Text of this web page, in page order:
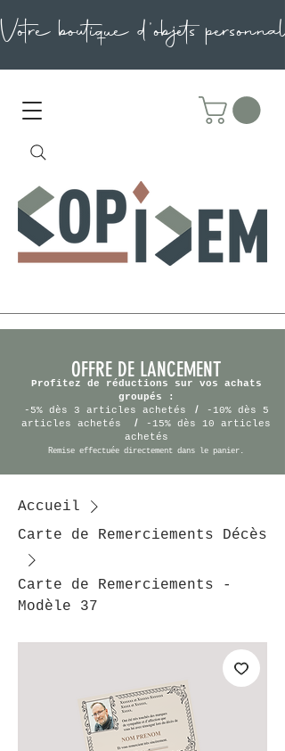
OFFRE DE LANCEMENT
Profitez de réductions sur vos achats
groupés :
-5% dès 3 articles achetés
/
-10% dès 5
articles achetés
/
-15% dès 10 articles
achetés
Remise effectuée directement dans le panier.
Accueil
Carte de Remerciements Décès
Carte de Remerciements -
Modèle 37